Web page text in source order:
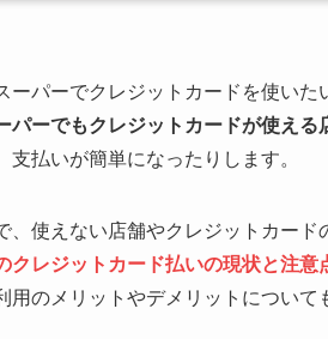
ーパーでクレジットカードを使いた
パーでもクレジットカードが使える
支払いが簡単になったりします。
、使えない店舗やクレジットカード
クレジットカード払いの現状と注意
用のメリットやデメリットについて